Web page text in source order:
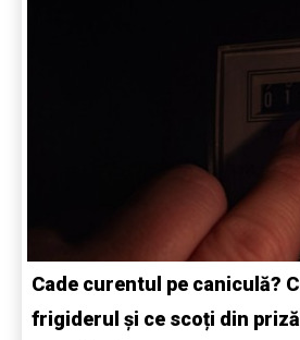
Cade curentul pe caniculă?
frigiderul și ce scoți din